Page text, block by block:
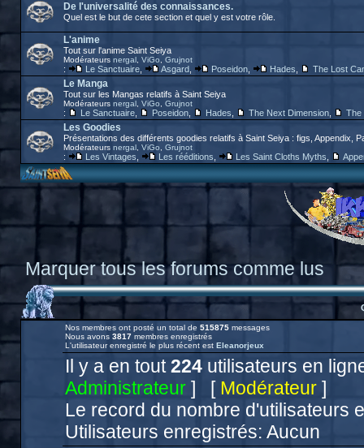
De l'universalité des connaissances.
Quel est le but de cete section et quel y est votre rôle.
L'anime
Tout sur l'anime Saint Seiya
Modérateurs nergal, ViGo Grujnot
: Le Sanctuaire, Asgard, Poseidon, Hades The Lost
Le Manga
Tout sur les Mangas relatifs à Saint Seiya
Modérateurs nergal, ViGo Grujnot
: Le Sanctuaire, Poseidon, Hades The Next Dimension, The
Les Goodies
Présentations des différents goodies relatifs à Saint Seiya : figs, Appendix,
Modérateurs nergal, ViGo Grujnot
: Les Vintages Les rééditions Les Saint Cloths Myths
Marquer tous les forums comme lus
Nos membres ont posté un total de 515875messages
Nous avons 3817membres enregistrés
L'utilisateur enregistré le plus récent est Eleanorjeux
Il y a en tout224utilisateurs en
Administrateur] [ Modérateur]
Le record du nombre d'utilisateurs
Utilisateurs enregistrés: Aucun